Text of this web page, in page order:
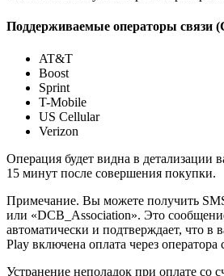
Поддерживаемые операторы
AT&T
Boost
Sprint
T-Mobile
US Cellular
Verizon
Операция будет видна в детализации
15 минут после совершения покупки.
Примечание. Вы можете получить
или «DCB_Association». Это
автоматически и подтверждает, что в
Play включена оплата через оператора
Устранение неполадок при оплате со